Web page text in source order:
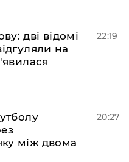
дві відомі
на
22:19
між двома
20:27